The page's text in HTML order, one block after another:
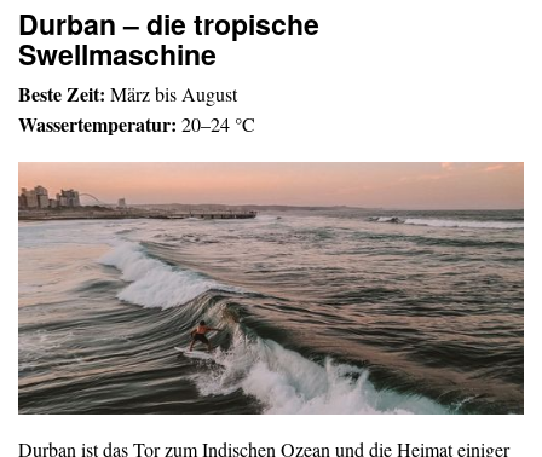
Durban – die tropische
Swellmaschine
Beste Zeit: März bis August
Wassertemperatur: 20–24 °C
Durban ist das Tor zum Indischen Ozean und die Heimat einiger